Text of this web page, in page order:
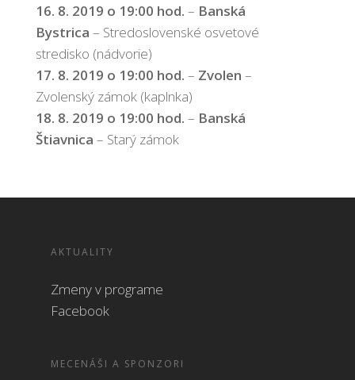
16. 8. 2019 o 19:00 hod. – Banská
Bystrica – Stredoslovenské osvetové
stredisko (nádvorie)
17. 8. 2019 o 19:00 hod. – Zvolen –
Zvolenský zámok (kaplnka)
18. 8. 2019 o 19:00 hod. – Banská
Štiavnica – Starý zámok
AKTUALITY
Zmeny v programe
Facebook
MECENÁŠI A SPONZORI